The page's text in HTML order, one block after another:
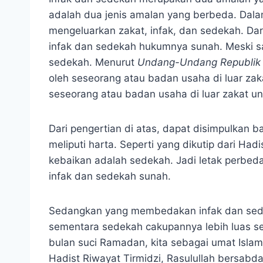
adalah dua jenis amalan yang berbeda.
mengeluarkan zakat, infak, dan sedekah.
infak dan sedekah hukumnya sunah. Meski
sedekah. Menurut Undang-Undang
oleh seseorang atau badan usaha di luar
seseorang atau badan usaha di luar zakat
Dari pengertian di atas, dapat disimpulkan
meliputi harta. Seperti yang dikutip dari
kebaikan adalah sedekah. Jadi letak
infak dan sedekah sunah.
Sedangkan yang membedakan infak dan
sementara sedekah cakupannya lebih luas
bulan suci Ramadan, kita sebagai umat
Hadist Riwayat Tirmidzi, Rasulullah